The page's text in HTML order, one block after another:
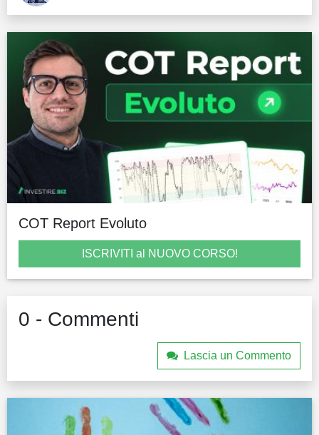
COT Report Evoluto
ISCRIVITI al NUOVO CORSO!
0 - Commenti
Lascia un Commento